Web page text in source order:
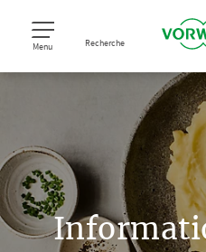
Menu Recherche